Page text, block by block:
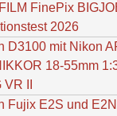
FinePix
2026
D3100 mit Nikon
18-55mm
II
Fujix E2S und E2N